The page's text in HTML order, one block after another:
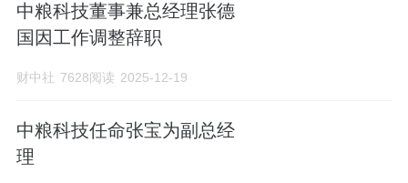
中粮科技董事兼总经理张德
国因工作调整辞职
财中社 7628阅读 2025-12-19
中粮科技任命张宝为副总经
理